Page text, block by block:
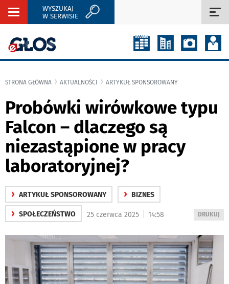
Rozwiń
WYSZUKAJ
W SERWISIE
STRONA GŁÓWNA AKTUALNOŚCI ARTYKUŁ SPONSOROWANY
Probówki wirówkowe typu
Falcon – dlaczego są
niezastąpione w pracy
laboratoryjnej?
› ARTYKUŁ SPONSOROWANY › BIZNES
› SPOŁECZEŃSTWO
WYDRUKUJ
DRUKUJ
25 czerwca 2025 14:58